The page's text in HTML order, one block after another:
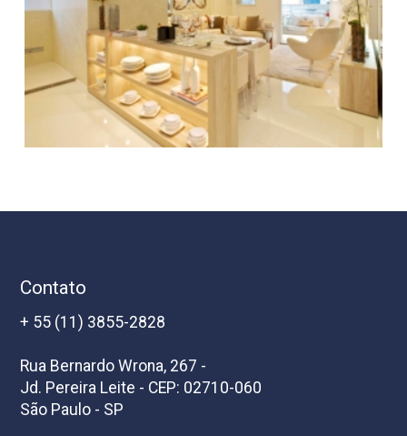
Contato
+ 55 (11) 3855-2828
Rua Bernardo Wrona, 267 -
Jd. Pereira Leite - CEP: 02710-060
São Paulo - SP